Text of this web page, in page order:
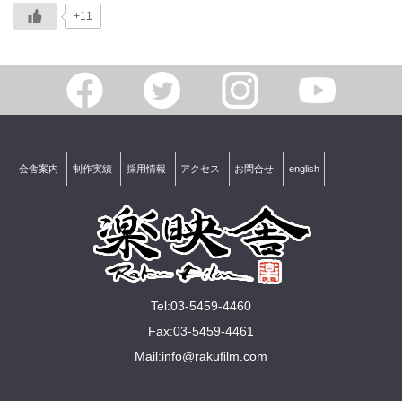
+11
会舎案内 制作実績 採用情報 アクセス お問合せ english
Tel:03-5459-4460
Fax:03-5459-4461
Mail:info@rakuﬁlm.com